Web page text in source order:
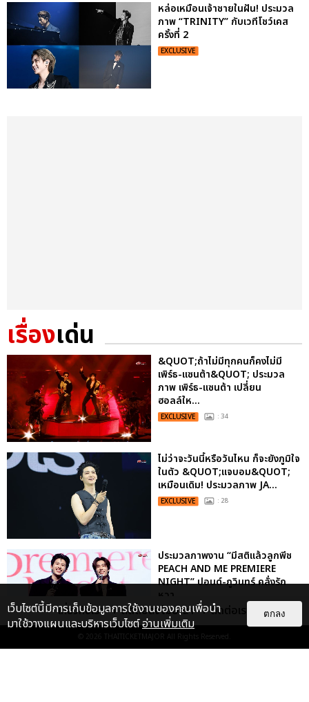
หล่อเหมือนเจ้าชายในฝัน! ประมวล
ภาพ “TRINITY” กับเวทีโชว์เคส
ครั้งที่ 2
EXCLUSIVE
เรื่องเด่น
&QUOT;ถ้าไม่มีทุกคนก็คงไม่มี
เพิร์ธ-แซนต้า&QUOT; ประมวล
ภาพ เพิร์ธ-แซนต้า เปลี่ยน
ฮอลล์ให...
EXCLUSIVE : 34
ไม่ว่าจะวันนี้หรือวันไหน ก็จะยังภูมิใจ
ในตัว &QUOT;แจบอม&QUOT;
เหมือนเดิม! ประมวลภาพ JA...
EXCLUSIVE : 28
ประมวลภาพงาน “มีสติแล้วลูกพีช
PEACH AND ME PREMIERE
NIGHT” ปอนด์-ภูวินทร์ คลั่งรัก
หวา...
EXCLUSIVE : 16
เคมีดี มวลสนุก! ประมวลภาพ “ดิว-
เกี่ยวกับเรา ติดต่อลงโฆษณา ติดต่อเรา
© 2026 THAITICKETMAJOR All Rights Reserved.
เว็บไซต์นี้มีการเก็บข้อมูลการใช้งานของคุณเพื่อนำ
มาใช้วางแผนและบริหารเว็บไซต์อ่านเพิ่มเติม
ตกลง